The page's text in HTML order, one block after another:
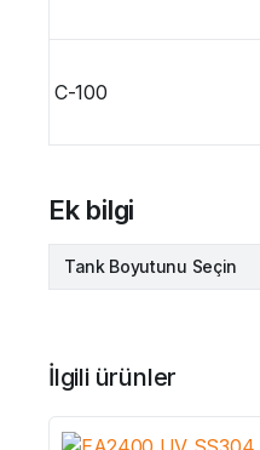
C-100
Ek bilgi
Tank Boyutunu Seçin
İlgili ürünler